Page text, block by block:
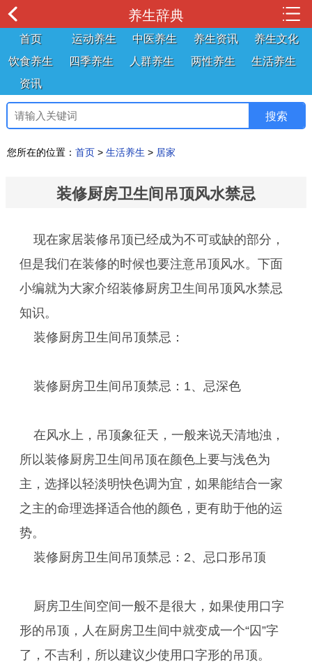
养生辞典
首页 运动养生 中医养生 养生资讯
养生文化
饮食养生
四季养生 人群养生 两性养生
生活养生
资讯
您所在的位置： 首页 > 生活养生 > 居家
装修厨房卫生间吊顶风水禁忌
现在家居装修吊顶已经成为不可或缺的部分，
但是我们在装修的时候也要注意吊顶风水。下面
小编就为大家介绍装修厨房卫生间吊顶风水禁忌
知识。
装修厨房卫生间吊顶禁忌：
装修厨房卫生间吊顶禁忌：1、忌深色
在风水上，吊顶象征天，一般来说天清地浊，
所以装修厨房卫生间吊顶在颜色上要与浅色为
主，选择以轻淡明快色调为宜，如果能结合一家
之主的命理选择适合他的颜色，更有助于他的运
势。
装修厨房卫生间吊顶禁忌：2、忌口形吊顶
厨房卫生间空间一般不是很大，如果使用口字
形的吊顶，人在厨房卫生间中就变成一个“囚”字
了，不吉利，所以建议少使用口字形的吊顶。